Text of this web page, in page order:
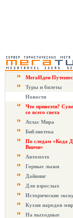
МегаИдеи
Туры и билеты
Новости
Что привезти?
со всего света
Атлас Мира
Библиотека
По следам «Кода
Винчи»
Автомото
Горные лыжи
Дайвинг
Для взрослых
Исторические
Кухня народов
На выходные